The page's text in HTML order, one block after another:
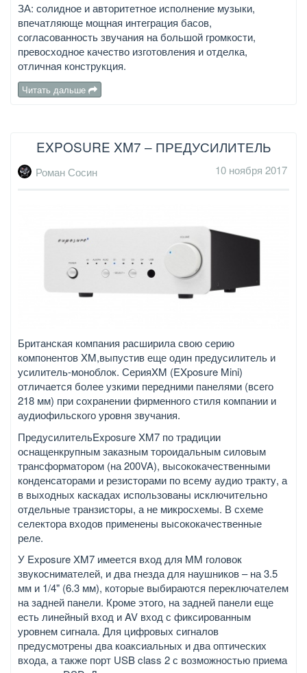
ЗА: солидное и авторитетное исполнение музыки,
впечатляюще мощная интеграция басов,
согласованность звучания на большой громкости,
превосходное качество изготовления и отделка,
отличная конструкция.
Читать дальше
EXPOSURE XM7 – ПРЕДУСИЛИТЕЛЬ
Роман Сосин 10 ноября 2017
Британская компания расширила свою серию
компонентов XM,выпустив еще один предусилитель и
усилитель-моноблок. СерияXM (EXposure Mini)
отличается более узкими передними панелями (всего
218 мм) при сохранении фирменного стиля компании и
аудиофильского уровня звучания.
ПредусилительExposure XM7 по традиции
оснащенкрупным заказным тороидальным силовым
трансформатором (на 200VA), высококачественными
конденсаторами и резисторами по всему аудио тракту, а
в выходных каскадах использованы исключительно
отдельные транзисторы, а не микросхемы. В схеме
селектора входов применены высококачественные
реле.
У Exposure XM7 имеется вход для MM головок
звукоснимателей, и два гнезда для наушников – на 3.5
мм и 1/4" (6.3 мм), которые выбираются переключателем
на задней панели. Кроме этого, на задней панели еще
есть линейный вход и AV вход с фиксированным
уровнем сигнала. Для цифровых сигналов
предусмотрены два коаксиальных и два оптических
входа, а также порт USB class 2 с возможностью приема